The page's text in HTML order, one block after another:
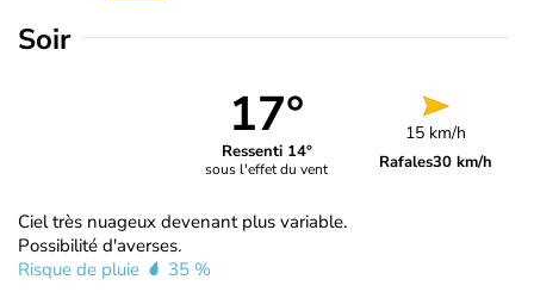
Soir
17°
Ressenti 14°
sous l'effet du vent
15 km/h
Rafales30 km/h
Ciel très nuageux devenant plus variable.
Possibilité d'averses.
Risque de pluie
35 %